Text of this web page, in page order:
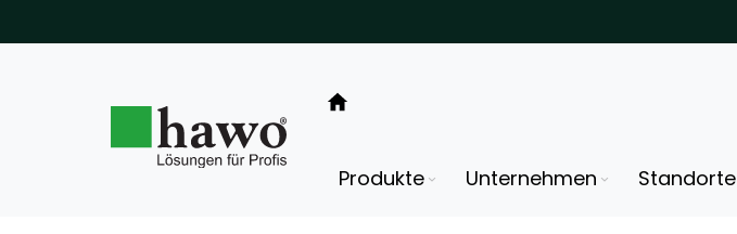
Inhalt
Produkte Unternehmen Standorte